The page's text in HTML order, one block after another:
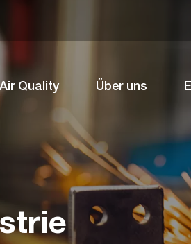
Quality Über uns